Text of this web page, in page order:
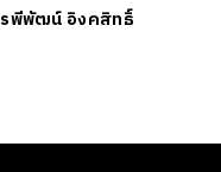
รพีพัฒน์ อิงคสิทธิ์